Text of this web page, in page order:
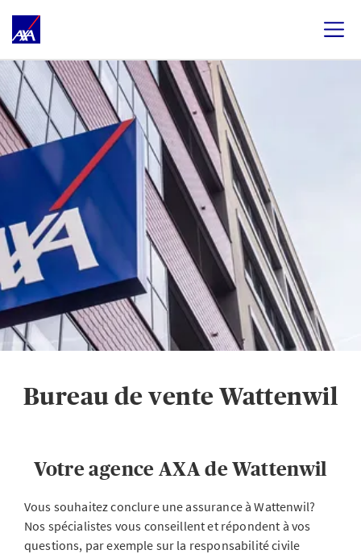
Bureau de vente Wattenwil
Votre agence AXA de Wattenwil
Vous souhaitez conclure une assurance à Wattenwil?
Nos spécialistes vous conseillent et répondent à vos
questions, par exemple sur la responsabilité civile